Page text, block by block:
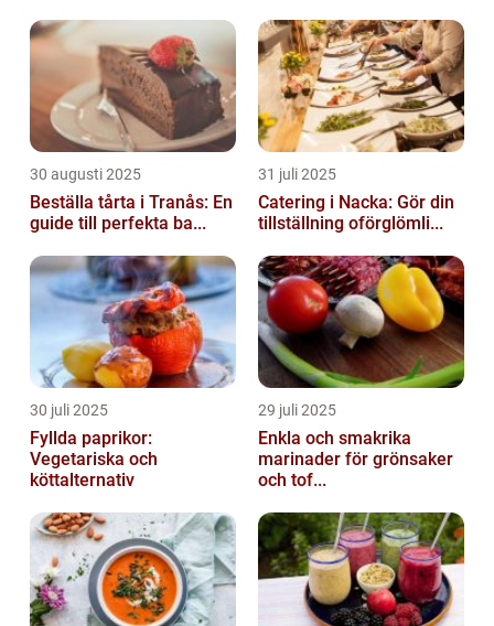
30 augusti 2025
Beställa tårta i Tranås: En
guide till perfekta ba...
31 juli 2025
Catering i Nacka: Gör din
tillställning oförglömli...
30 juli 2025
Fyllda paprikor:
Vegetariska och
köttalternativ
29 juli 2025
Enkla och smakrika
marinader för grönsaker
och tof...